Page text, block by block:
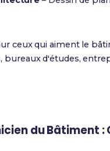
ceux qui aiment le
bureaux d'études,
du